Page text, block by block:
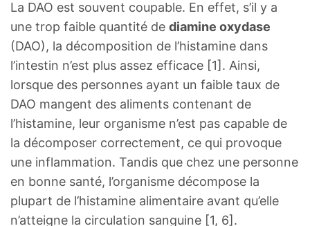
La DAO est souvent coupable. En effet, s’il y a
une trop faible quantité de diamine oxydase
(DAO), la décomposition de l’histamine dans
l’intestin n’est plus assez efficace [1]. Ainsi,
lorsque des personnes ayant un faible taux de
DAO mangent des aliments contenant de
l’histamine, leur organisme n’est pas capable de
la décomposer correctement, ce qui provoque
une inflammation. Tandis que chez une personne
en bonne santé, l’organisme décompose la
plupart de l’histamine alimentaire avant qu’elle
n’atteigne la circulation sanguine [1, 6].